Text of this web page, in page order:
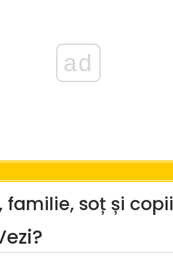
ad
familie, soț și copii